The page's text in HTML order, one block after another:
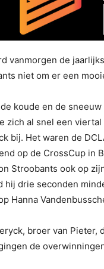
vanmorgen de
niet om er een
koude en de
zich al snel een
bij. Het waren de
op de CrossCup in
Stroobants ook op
hij drie seconden
Hanna
broer van
de